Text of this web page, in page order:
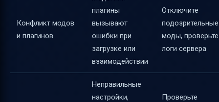
Конфликт модов
и плагинов
плагины
вызывают
ошибки при
загрузке или
взаимодействии
Отключите
подозрительные
моды, проверьте
логи сервера
Неправильные
настройки,
Проверьте